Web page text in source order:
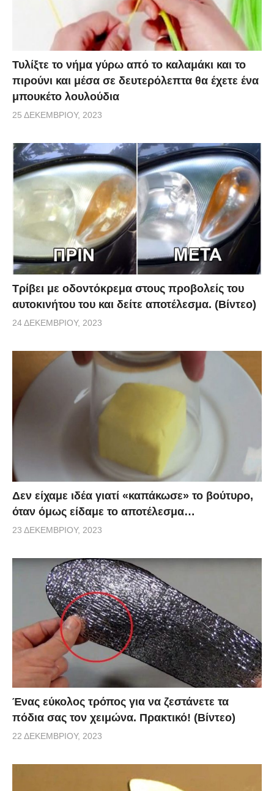
Τυλίξτε το νήμα γύρω από το καλαμάκι και το
πιρούνι και μέσα σε δευτερόλεπτα θα έχετε ένα
μπουκέτο λουλούδια
25 ΔΕΚΕΜΒΡΊΟΥ, 2023
Τρίβει με οδοντόκρεμα στους προβολείς του
αυτοκινήτου του και δείτε αποτέλεσμα. (Βίντεο)
24 ΔΕΚΕΜΒΡΊΟΥ, 2023
Δεν είχαμε ιδέα γιατί «καπάκωσε» το βούτυρο,
όταν όμως είδαμε το αποτέλεσμα…
23 ΔΕΚΕΜΒΡΊΟΥ, 2023
Ένας εύκολος τρόπος για να ζεστάνετε τα
πόδια σας τον χειμώνα. Πρακτικό! (Βίντεο)
22 ΔΕΚΕΜΒΡΊΟΥ, 2023